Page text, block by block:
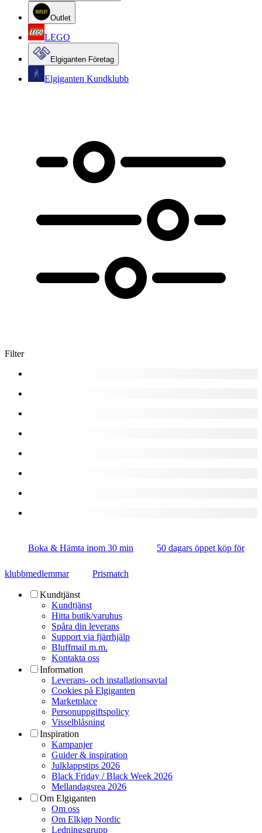
Outlet
LEGO
Elgiganten Företag
Elgiganten Kundklubb
Filter
Boka & Hämta inom 30 min 50 dagars öppet köp för
klubbmedlemmar Prismatch
Kundtjänst
Kundtjänst
Hitta butik/varuhus
Spåra din leverans
Support via fjärrhjälp
Bluffmail m.m.
Kontakta oss
Information
Leverans- och installationsavtal
Cookies på Elgiganten
Marketplace
Personuppgiftspolicy
Visselblåsning
Inspiration
Kampanjer
Guider & inspiration
Julklappstips 2026
Black Friday / Black Week 2026
Mellandagsrea 2026
Om Elgiganten
Om oss
Om Elkjøp Nordic
Ledningsgrupp